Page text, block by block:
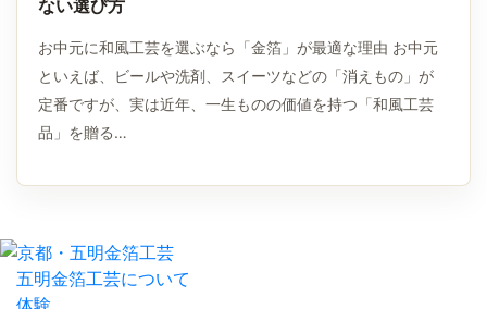
ない選び方
お中元に和風工芸を選ぶなら「金箔」が最適な理由 お中元
といえば、ビールや洗剤、スイーツなどの「消えもの」が
定番ですが、実は近年、一生ものの価値を持つ「和風工芸
品」を贈る…
五明金箔工芸について